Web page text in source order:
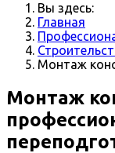
Вы здесь:
Главная
Монтаж
Монтаж